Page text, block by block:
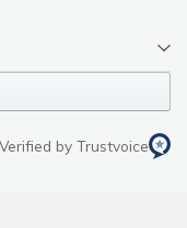
Verified by Trustvoice